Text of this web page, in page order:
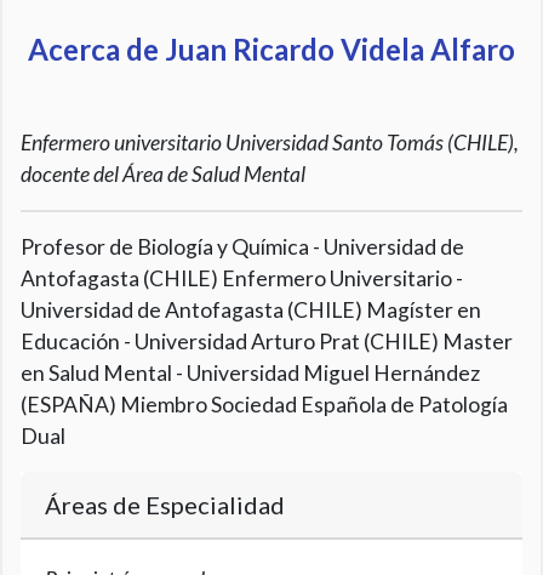
Acerca de Juan Ricardo Videla Alfaro
Enfermero universitario Universidad Santo Tomás (CHILE),
docente del Área de Salud Mental
Profesor de Biología y Química - Universidad de
Antofagasta (CHILE) Enfermero Universitario -
Universidad de Antofagasta (CHILE) Magíster en
Educación - Universidad Arturo Prat (CHILE) Master
en Salud Mental - Universidad Miguel Hernández
(ESPAÑA) Miembro Sociedad Española de Patología
Dual
Áreas de Especialidad